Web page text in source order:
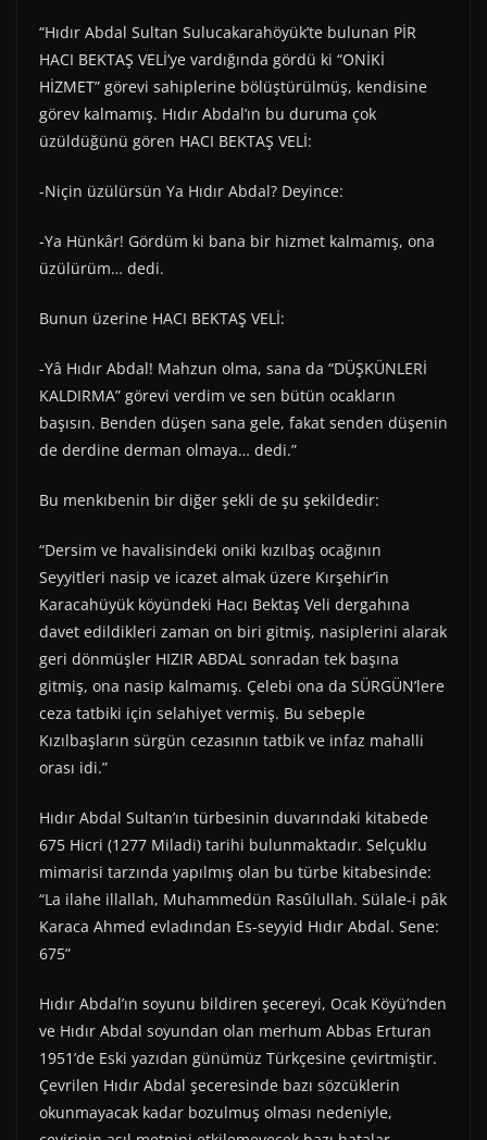
“Hıdır Abdal Sultan Sulucakarahöyük’te bulunan PİR
HACI BEKTAŞ VELİ’ye vardığında gördü ki “ONİKİ
HİZMET” görevi sahiplerine bölüştürülmüş, kendisine
görev kalmamış. Hıdır Abdal’ın bu duruma çok
üzüldüğünü gören HACI BEKTAŞ VELİ:
-Niçin üzülürsün Ya Hıdır Abdal? Deyince:
-Ya Hünkâr! Gördüm ki bana bir hizmet kalmamış, ona
üzülürüm… dedi.
Bunun üzerine HACI BEKTAŞ VELİ:
-Yâ Hıdır Abdal! Mahzun olma, sana da “DÜŞKÜNLERİ
KALDIRMA” görevi verdim ve sen bütün ocakların
başısın. Benden düşen sana gele, fakat senden düşenin
de derdine derman olmaya… dedi.”
Bu menkıbenin bir diğer şekli de şu şekildedir:
“Dersim ve havalisindeki oniki kızılbaş ocağının
Seyyitleri nasip ve icazet almak üzere Kırşehir’in
Karacahüyük köyündeki Hacı Bektaş Veli dergahına
davet edildikleri zaman on biri gitmiş, nasiplerini alarak
geri dönmüşler HIZIR ABDAL sonradan tek başına
gitmiş, ona nasip kalmamış. Çelebi ona da SÜRGÜN’lere
ceza tatbiki için selahiyet vermiş. Bu sebeple
Kızılbaşların sürgün cezasının tatbik ve infaz mahalli
orası idi.”
Hıdır Abdal Sultan’ın türbesinin duvarındaki kitabede
675 Hicri (1277 Miladi) tarihi bulunmaktadır. Selçuklu
mimarisi tarzında yapılmış olan bu türbe kitabesinde:
“La ilahe illallah, Muhammedün Rasûlullah. Sülale-i pâk
Karaca Ahmed evladından Es-seyyid Hıdır Abdal. Sene:
675”
Hıdır Abdal’ın soyunu bildiren şecereyi, Ocak Köyü’nden
ve Hıdır Abdal soyundan olan merhum Abbas Erturan
1951’de Eski yazıdan günümüz Türkçesine çevirtmiştir.
Çevrilen Hıdır Abdal şeceresinde bazı sözcüklerin
okunmayacak kadar bozulmuş olması nedeniyle,